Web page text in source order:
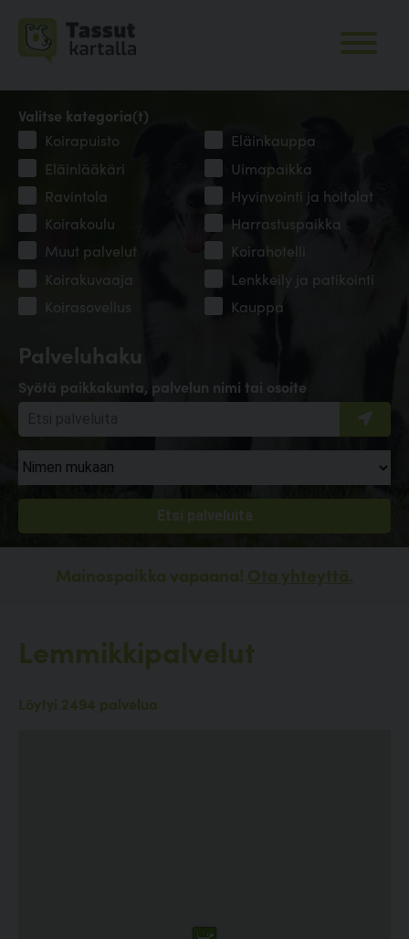
Palveluhaku
Syötä paikkakunta, palvelun nimi tai osoite
Valitse kategoria(t)
Koirapuisto
Eläinkauppa
Eläinlääkäri
Uimapaikka
Ravintola
Hyvinvointi ja hoitolat
Koirakoulu
Harrastuspaikka
Muut palvelut
Koirahotelli
Koirakuvaaja
Lenkkeily ja patikointi
Koirasovellus
Kauppa
Mainospaikka vapaana! Ota yhteyttä.
Lemmikkipalvelut
Löytyi 2494 palvelua